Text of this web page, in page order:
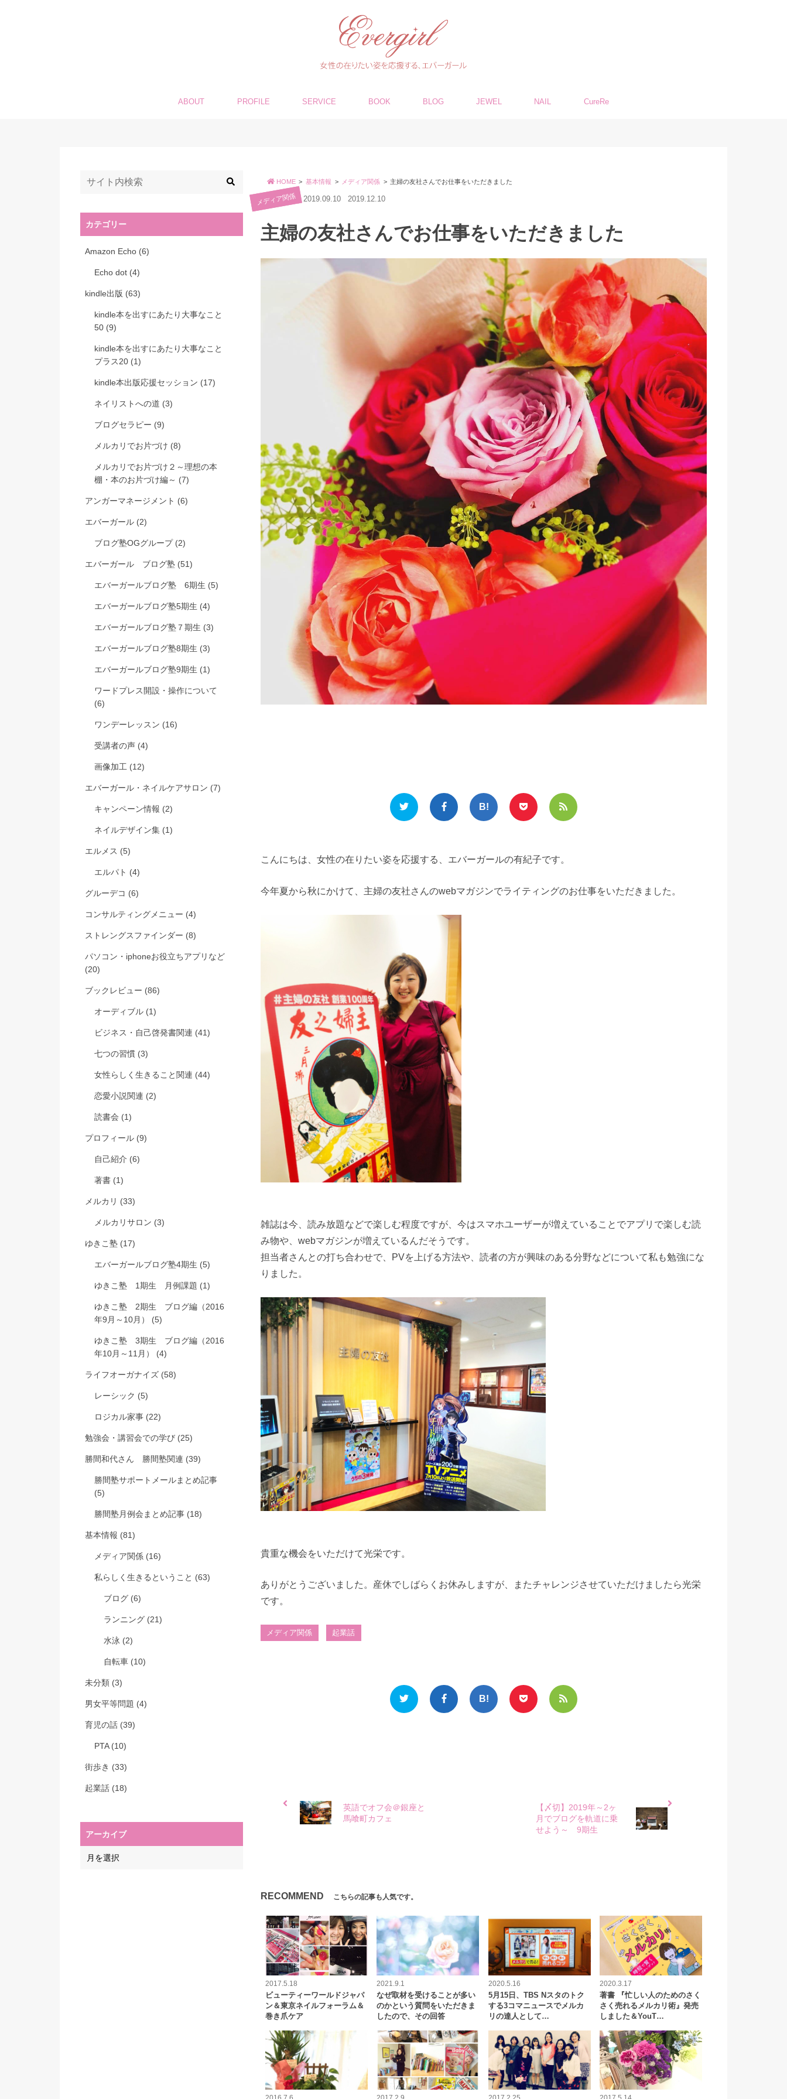
ABOUT PROFILE SERVICE BOOK BLOG JEWEL NAIL CureRe
HOME 基本情報 メディア関係 主婦の友社さんでお仕事をいただきました
メディア関係 2019.09.10 2019.12.10
主婦の友社さんでお仕事をいただきました
こんにちは、女性の在りたい姿を応援する、エバーガールの有紀子です。
今年夏から秋にかけて、主婦の友社さんのwebマガジンでライティングのお仕事をいただきました。
雑誌は今、読み放題などで楽しむ程度ですが、今はスマホユーザーが増えていることでアプリで楽しむ読
み物や、webマガジンが増えているんだそうです。
担当者さんとの打ち合わせで、PVを上げる方法や、読者の方が興味のある分野などについて私も勉強にな
りました。
貴重な機会をいただけて光栄です。
ありがとうございました。産休でしばらくお休みしますが、またチャレンジさせていただけましたら光栄
です。
メディア関係 起業話
英語でオフ会＠銀座と
馬喰町カフェ
【〆切】2019年～2ヶ
月でブログを軌道に乗
せよう～ 9期生
RECOMMEND こちらの記事も人気です。
2017.5.18
ビューティーワールドジャパ
ン＆東京ネイルフォーラム＆
巻き爪ケア
2021.9.1
なぜ取材を受けることが多い
のかという質問をいただきま
したので、その回答
2020.5.16
5月15日、TBS Nスタのトク
する3コマニュースでメルカ
リの達人として…
2020.3.17
著書 『忙しい人のためのさく
さく売れるメルカリ術』発売
しました＆YouT…
カテゴリー
Amazon Echo (6)
Echo dot (4)
kindle出版 (63)
kindle本を出すにあたり大事なこと
50 (9)
kindle本を出すにあたり大事なこと
プラス20 (1)
kindle本出版応援セッション (17)
ネイリストへの道 (3)
ブログセラピー (9)
メルカリでお片づけ (8)
メルカリでお片づけ２～理想の本
棚・本のお片づけ編～ (7)
アンガーマネージメント (6)
エバーガール (2)
ブログ塾OGグループ (2)
エバーガール ブログ塾 (51)
エバーガールブログ塾 6期生 (5)
エバーガールブログ塾5期生 (4)
エバーガールブログ塾７期生 (3)
エバーガールブログ塾8期生 (3)
エバーガールブログ塾9期生 (1)
ワードプレス開設・操作について
(6)
ワンデーレッスン (16)
受講者の声 (4)
画像加工 (12)
エバーガール・ネイルケアサロン (7)
キャンペーン情報 (2)
ネイルデザイン集 (1)
エルメス (5)
エルパト (4)
グルーデコ (6)
コンサルティングメニュー (4)
ストレングスファインダー (8)
パソコン・iphoneお役立ちアプリなど
(20)
ブックレビュー (86)
オーディブル (1)
ビジネス・自己啓発書関連 (41)
七つの習慣 (3)
女性らしく生きること関連 (44)
恋愛小説関連 (2)
読書会 (1)
プロフィール (9)
自己紹介 (6)
著書 (1)
メルカリ (33)
メルカリサロン (3)
ゆきこ塾 (17)
エバーガールブログ塾4期生 (5)
ゆきこ塾 1期生 月例課題 (1)
ゆきこ塾 2期生 ブログ編（2016
年9月～10月） (5)
ゆきこ塾 3期生 ブログ編（2016
年10月～11月） (4)
ライフオーガナイズ (58)
レーシック (5)
ロジカル家事 (22)
勉強会・講習会での学び (25)
勝間和代さん 勝間塾関連 (39)
勝間塾サポートメールまとめ記事
(5)
勝間塾月例会まとめ記事 (18)
基本情報 (81)
メディア関係 (16)
私らしく生きるということ (63)
ブログ (6)
ランニング (21)
水泳 (2)
自転車 (10)
未分類 (3)
男女平等問題 (4)
育児の話 (39)
PTA(10)
街歩き (33)
起業話 (18)
アーカイブ